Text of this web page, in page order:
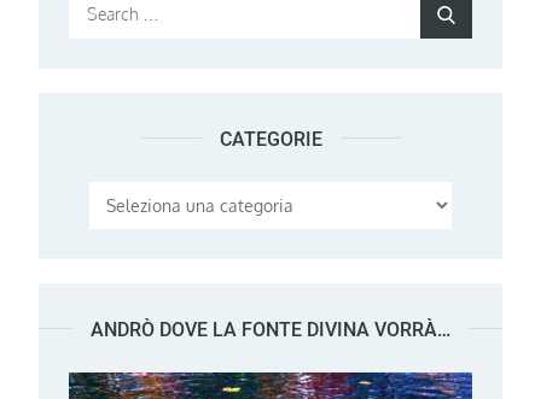
Search
CATEGORIE
Categorie
ANDRÒ DOVE LA FONTE DIVINA VORRÀ…